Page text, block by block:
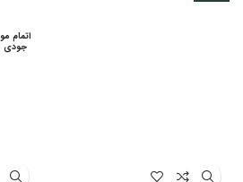
اتمام مو
جودی